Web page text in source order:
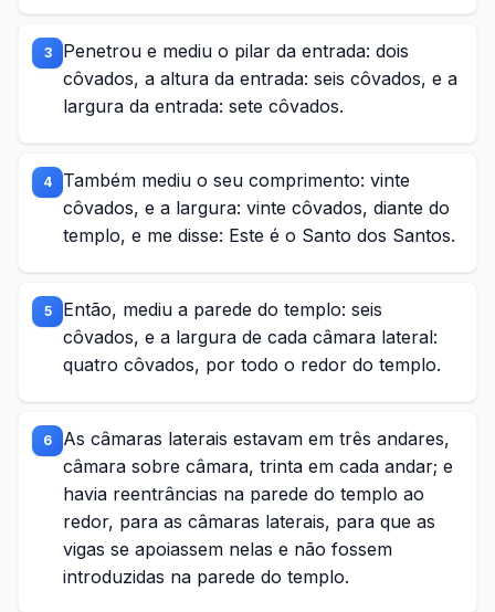
3
Penetrou e mediu o pilar da entrada: dois
côvados, a altura da entrada: seis côvados, e a
largura da entrada: sete côvados.
4
Também mediu o seu comprimento: vinte
côvados, e a largura: vinte côvados, diante do
templo, e me disse: Este é o Santo dos Santos.
5
Então, mediu a parede do templo: seis
côvados, e a largura de cada câmara lateral:
quatro côvados, por todo o redor do templo.
6
As câmaras laterais estavam em três andares,
câmara sobre câmara, trinta em cada andar; e
havia reentrâncias na parede do templo ao
redor, para as câmaras laterais, para que as
vigas se apoiassem nelas e não fossem
introduzidas na parede do templo.